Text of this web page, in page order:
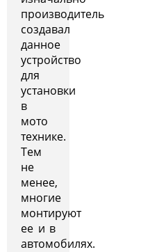
производитель
создавал
данное
устройство
для
установки
в
мото
технике.
Тем
не
менее,
многие
монтируют
ее и в
автомобилях.